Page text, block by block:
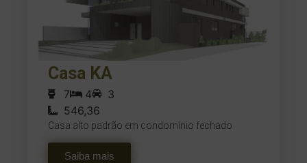
Casa KA
7 4
3
546,36
Casa alto padrão em condomínio fechado
Saiba mais